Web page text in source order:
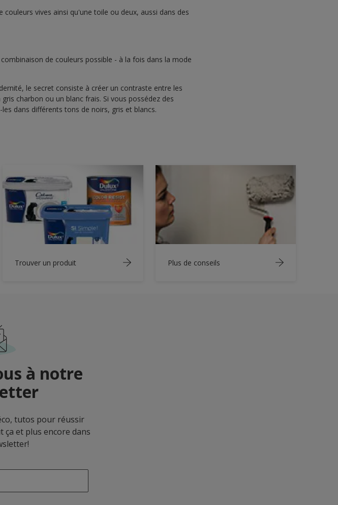
vives ainsi qu'une toile ou deux, aussi dans des
de couleurs possible - à la fois dans la mode
le secret consiste à créer un contraste entre les
charbon ou un blanc frais. Si vous possédez des
dans différents tons de noirs, gris et blancs.
Trouver un produit Plus de conseils
à notre
tutos pour réussir
et plus encore dans